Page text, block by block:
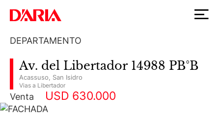
DEPARTAMENTO
Av. del Libertador 14988 PB°B
Acassuso San Isidro
Vias a Libertador
Venta USD 630.000